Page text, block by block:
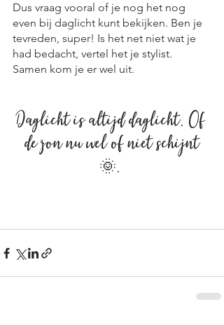
Dus vraag vooral of je nog het nog
even bij daglicht kunt bekijken. Ben je
tevreden, super! Is het net niet wat je
had bedacht, vertel het je stylist.
Samen kom je er wel uit.
Daglicht is altijd daglicht. Of
de zon nu wel of niet schijnt
🌞.